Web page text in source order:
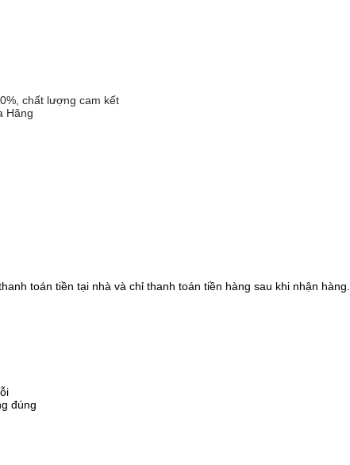
chất lượng cam kết
Hãng
toán tiền tại nhà và chỉ thanh toán tiền hàng sau khi nhận hàng.
đúng